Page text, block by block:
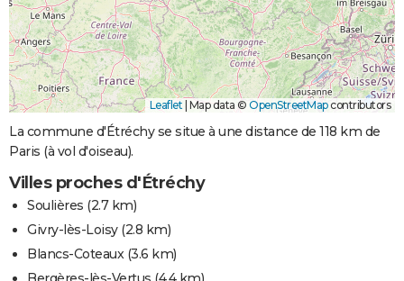
Leaflet Map data © OpenStreetMapcontributors
La commune d'Étréchy se situe à une distance de 118 km de
Paris (à vol d'oiseau).
Villes proches d'Étréchy
Soulières (2.7 km)
Givry-lès-Loisy(2.8 km)
Blancs-Coteaux(3.6 km)